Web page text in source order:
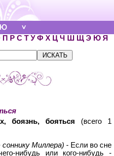
П Р С Т У Ф Х Ц Ч Ш Щ Э Ю Я
боязнь, бояться (всего 1
соннику Миллера) - Если во сне
нибудь или кого-нибудь -